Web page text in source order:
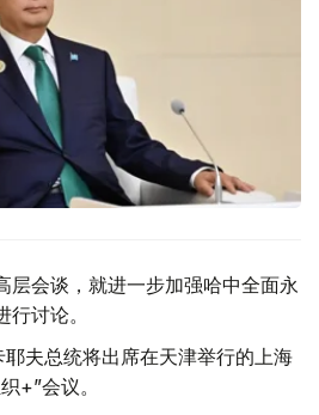
层会谈，就进一步加强哈中全面永
讨论。
夫总统将出席在天津举行的上海
+”会议。